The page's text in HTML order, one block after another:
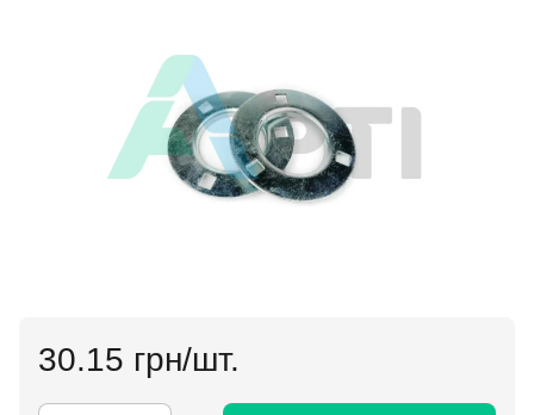
30.15 грн/шт.